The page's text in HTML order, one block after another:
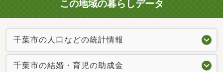
この地域の暮らしデータ
千葉市の人口などの統計情報
千葉市の結婚・育児の助成金